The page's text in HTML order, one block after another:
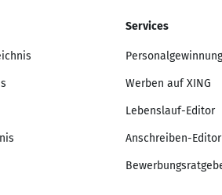
Services
Werben auf XING
Lebenslauf-Editor
Anschreiben-Editor